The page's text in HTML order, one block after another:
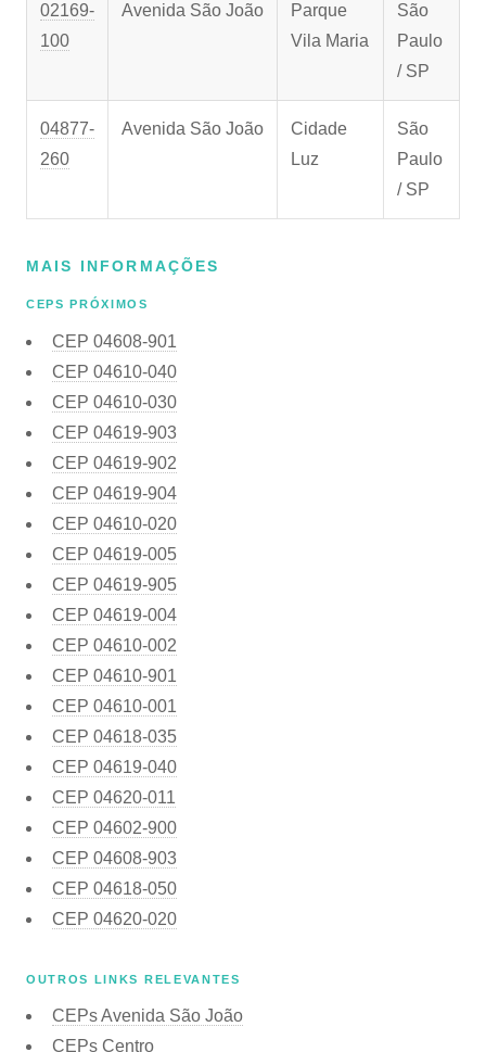
02169-
100
Avenida São João
Parque
Vila Maria
São
Paulo
/ SP
04877-
260
Avenida São João
Cidade
Luz
São
Paulo
/ SP
MAIS INFORMAÇÕES
CEPS PRÓXIMOS
CEP 04608-901
CEP 04610-040
CEP 04610-030
CEP 04619-903
CEP 04619-902
CEP 04619-904
CEP 04610-020
CEP 04619-005
CEP 04619-905
CEP 04619-004
CEP 04610-002
CEP 04610-901
CEP 04610-001
CEP 04618-035
CEP 04619-040
CEP 04620-011
CEP 04602-900
CEP 04608-903
CEP 04618-050
CEP 04620-020
OUTROS LINKS RELEVANTES
CEPs Avenida São João
CEPs Centro